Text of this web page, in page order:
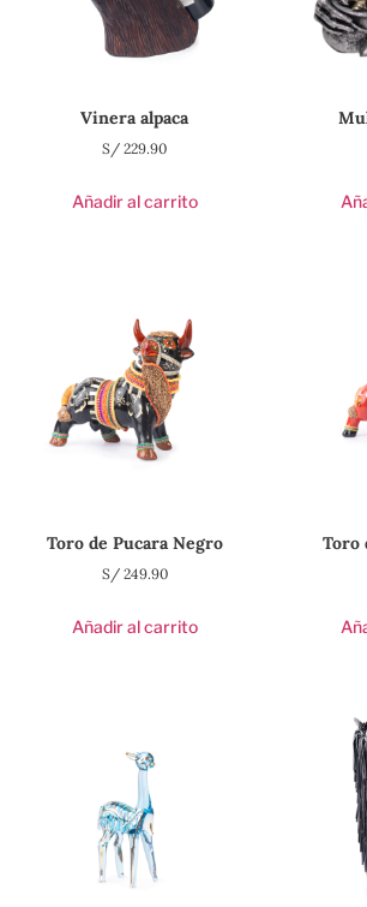
Vinera alpaca
S/ 229.90
Añadir al carrito
Toro de Pucara Negro
S/249.90
Añadir al carrito
Toro